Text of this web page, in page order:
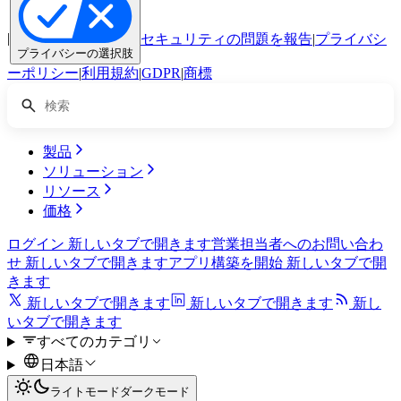
|
プライバシーの選択肢
セキュリティの問題を報告|プライバシ
ーポリシー|利用規約|GDPR|商標
製品
ソリューション
リソース
価格
ログイン 新しいタブで開きます営業担当者へのお問い合わ
せ 新しいタブで開きますアプリ構築を開始 新しいタブで開
きます
新しいタブで開きます
新しいタブで開きます
新し
いタブで開きます
すべてのカテゴリ
日本語
ライトモードダークモード